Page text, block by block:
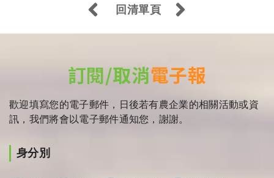
回清單頁
訂閱/取消電子報
歡迎填寫您的電子郵件，日後若有農企業的相關活動或資
訊，我們將會以電子郵件通知您，謝謝。
身分別